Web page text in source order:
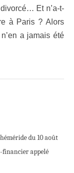
Et n’a-t-
à Paris ? Alors
a jamais été
du 10 août
appelé